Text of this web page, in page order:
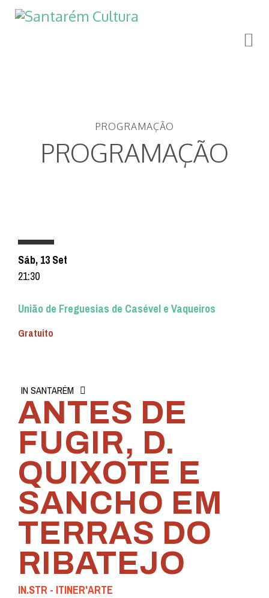
PROGRAMAÇÃO
PROGRAMAÇÃO
Sáb, 13 Set
21:30
União de Freguesias de Casével e Vaqueiros
Gratuito
IN SANTARÉM
ANTES DE
FUGIR, D.
QUIXOTE E
SANCHO EM
TERRAS DO
RIBATEJO
IN.STR - ITINER'ARTE